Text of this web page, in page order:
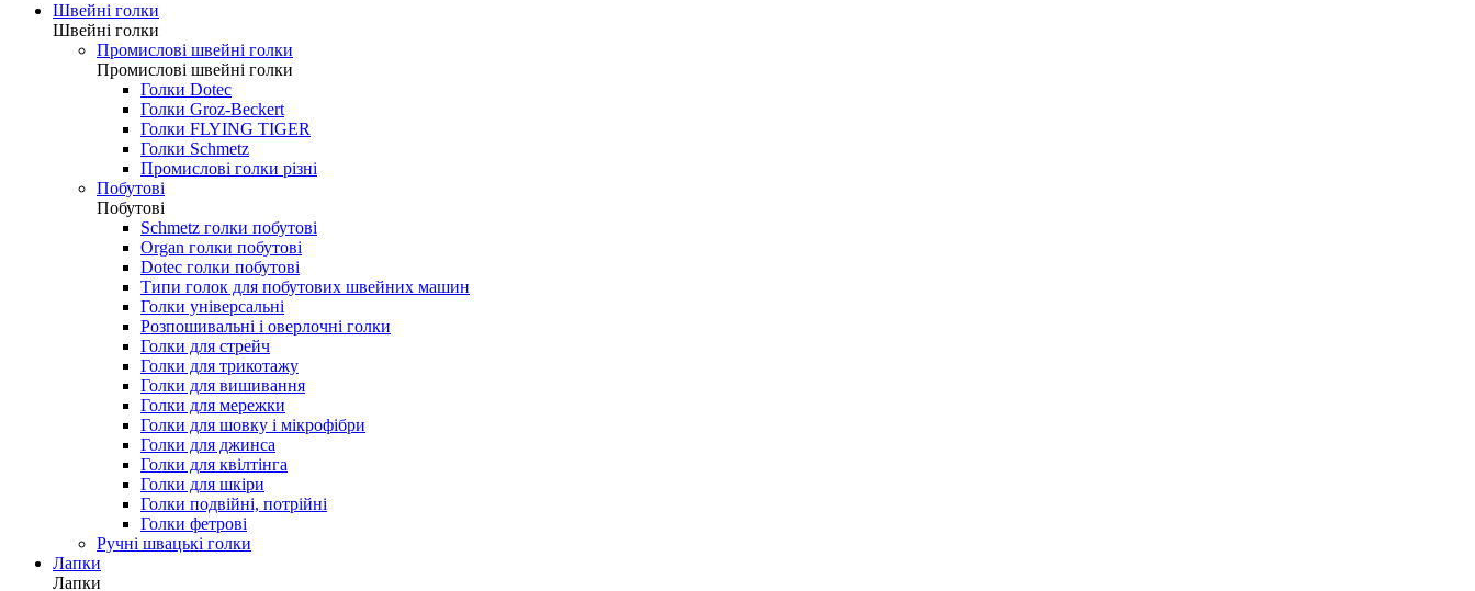
Швейні голки
Швейні голки
Промислові швейні голки
Промислові швейні голки
Голки Dotec
Голки Groz-Beckert
Голки FLYING TIGER
Голки Schmetz
Промислові голки різні
Побутові
Побутові
Schmetz голки побутові
Organ голки побутові
Dotec голки побутові
Типи голок для побутових швейних машин
Голки універсальні
Розпошивальні і оверлочні голки
Голки для стрейч
Голки для трикотажу
Голки для вишивання
Голки для мережки
Голки для шовку і мікрофібри
Голки для джинса
Голки для квілтінга
Голки для шкіри
Голки подвійні, потрійні
Голки фетрові
Ручні швацькі голки
Лапки
Лапки